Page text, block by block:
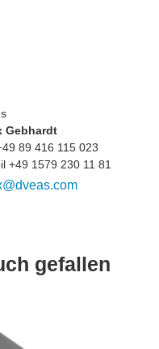
Gebhardt
89 416 115 023
+49 1579 230 11 81
gefallen